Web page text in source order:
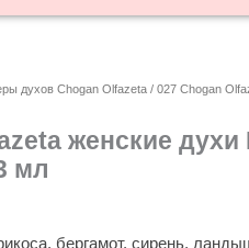
духов Chogan Olfazeta / 027 Chogan
женские
мл
бергамот, сирень,